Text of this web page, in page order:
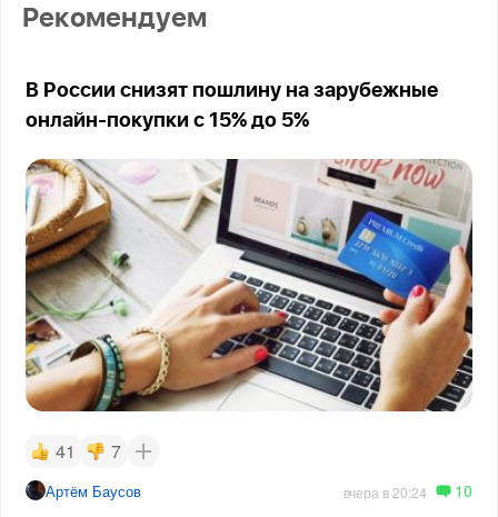
Рекомендуем
В России снизят пошлину на зарубежные
онлайн-покупки с 15% до 5%
41 7
Артём Баусов вчера в 20:24 10